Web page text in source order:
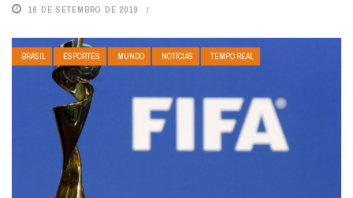
16 DE SETEMBRO DE 2019
BRASIL ESPORTES MUNDO NOTÍCIAS TEMPO REAL